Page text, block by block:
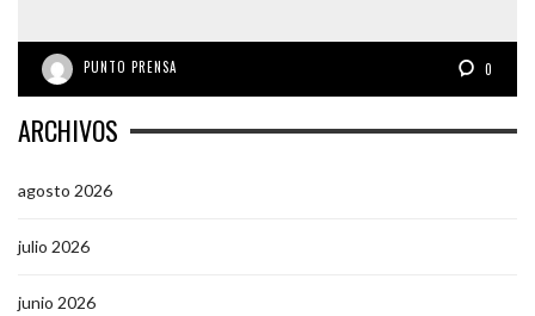
PUNTO PRENSA 0
ARCHIVOS
agosto 2026
julio 2026
junio 2026